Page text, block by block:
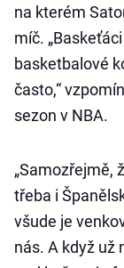
na kterém
míč.
basketbalové
často,“
sezon v NBA.
„Samozřejmě,
třeba i
všude je
nás. A když už